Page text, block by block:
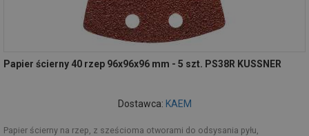
Papier ścierny 40 rzep 96x96x96 mm - 5 szt. PS38R KUSSNER
Dostawca: KAEM
Papier ścierny na rzep, z sześcioma otworami do odsysania pyłu,